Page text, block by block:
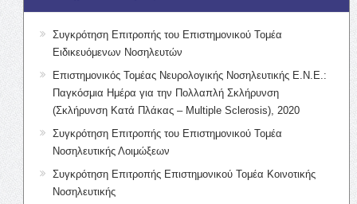
Συγκρότηση Επιτροπής του Επιστημονικού Τομέα
Ειδικευόμενων Νοσηλευτών
Επιστημονικός Τομέας Νευρολογικής Νοσηλευτικής Ε.Ν.Ε.:
Παγκόσμια Ημέρα για την Πολλαπλή Σκλήρυνση
(Σκλήρυνση Κατά Πλάκας – Multiple Sclerosis), 2020
Συγκρότηση Επιτροπής του Επιστημονικού Τομέα
Νοσηλευτικής Λοιμώξεων
Συγκρότηση Επιτροπής Επιστημονικού Τομέα Κοινοτικής
Νοσηλευτικής